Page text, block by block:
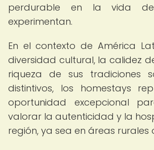
perdurable en la vida
experimentan.
En el contexto de América
diversidad cultural, la calidez
riqueza de sus tradiciones
distintivos, los homestays
oportunidad excepcional
valorar la autenticidad y la
región, ya sea en áreas rurales